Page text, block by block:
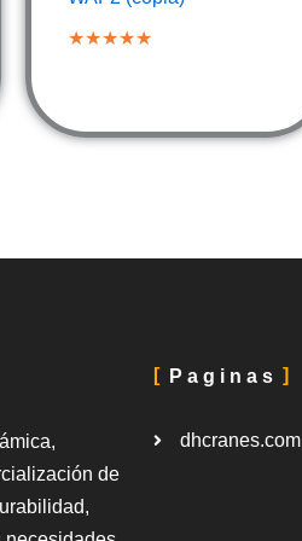
★★★★★
de
Paginas
dhcranes.com